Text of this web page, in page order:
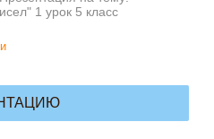
1 урок 5 класс